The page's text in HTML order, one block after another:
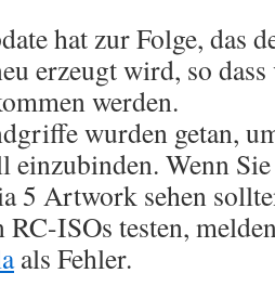
hat zur Folge, das
erzeugt wird, so
werden.
wurden getan,
Wenn
5 Artwork sehen
RC-ISOs testen,
als Fehler.